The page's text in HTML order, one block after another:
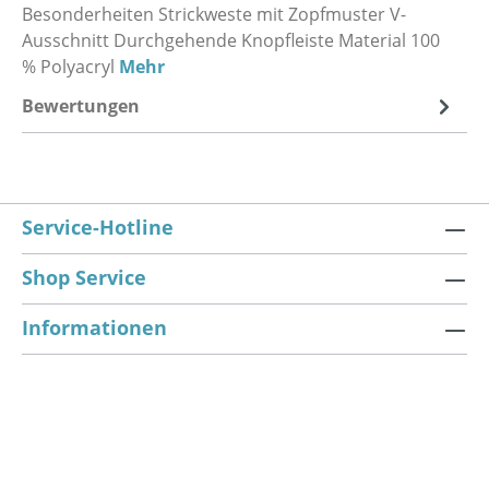
Besonderheiten Strickweste mit Zopfmuster V-
Ausschnitt Durchgehende Knopfleiste Material 100
% Polyacryl Mehr
Bewertungen
Service-Hotline
Shop Service
Informationen